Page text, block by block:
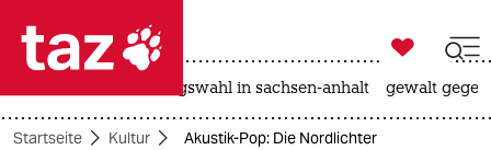
 taz zahl ich
taz zahl ich

taz zahl ich
landtagswahl in sachsen-anhalt gewalt
Startseite Kultur Akustik-Pop: Die Nordlichter